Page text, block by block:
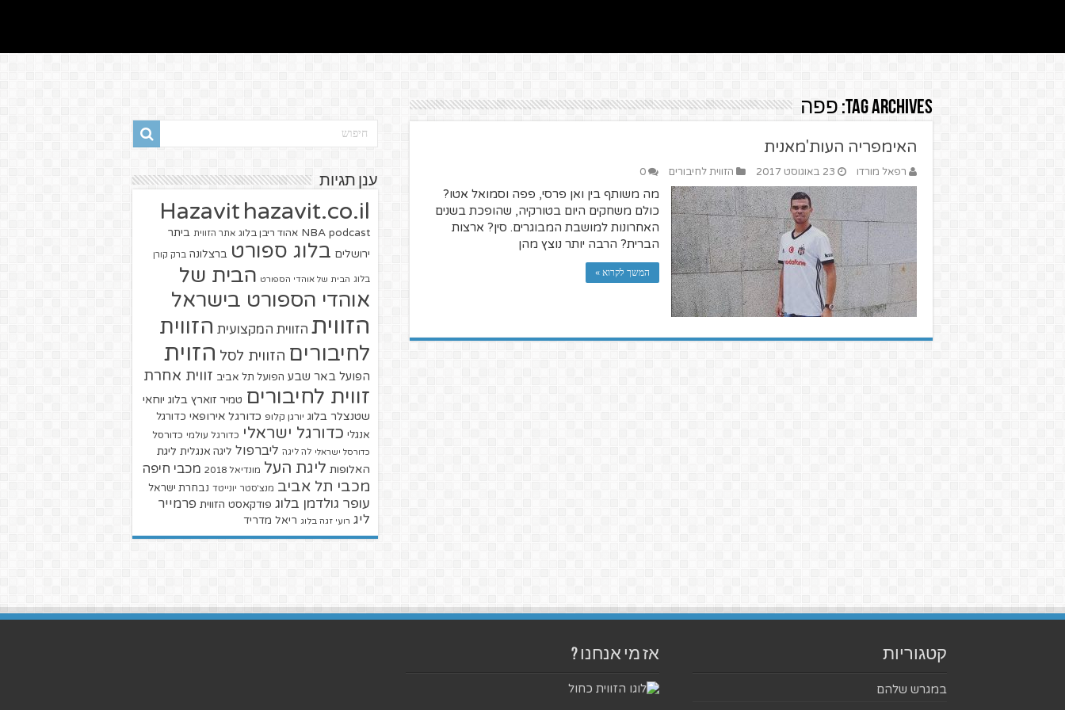
Tag Archives: פפה
האימפריה העות'מאנית
רפאל מורדו 23 באוגוסט 2017 הזווית לחיבורים 0
מה משותף בין ואן פרסי, פפה וסמואל אטו?
כולם משחקים היום בטורקיה, שהופכת בשנים
האחרונות למושבת המבוגרים. סין? ארצות
הברית? הרבה יותר נוצץ מהן
המשך לקרוא »
ענן תגיות
Hazavit hazavit.co.il
NBA podcast אהוד ריבן בלוג אתר הזווית ביתר
ירושלים בלוג ספורט ברצלונה ברק קורן
בלוג הבית של אוהדי הספורט הבית של
אוהדי הספורט בישראל
הזווית הזווית המקצועית הזווית
לחיבורים הזווית לסל הזוית
הפועל באר שבע הפועל תל אביב זווית אחרת
זווית לחיבורים טמיר זוארץ בלוג יוחאי
שטנצלר בלוג יורגן קלופ כדורגל אירופאי כדורגל
אנגלי כדורגל ישראלי כדורגל עולמי כדורסל
כדורסל ישראלי לה ליגה ליברפול ליגה אנגלית ליגת
האלופות ליגת העל מונדיאל 2018 מכבי חיפה
מכבי תל אביב מנצ'סטר יונייטד נבחרת ישראל
עופר גולדמן בלוג פודקאסט הזווית פרמייר
ליג רועי זגה בלוג ריאל מדריד
קטגוריות
במגרש שלהם
אז מי אנחנו ?